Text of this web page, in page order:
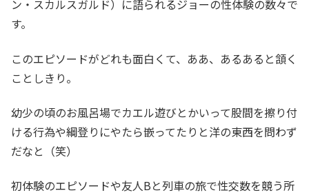
ン・スカルスガルド）に語られるジョーの性体験の数々で
す。
このエピソードがどれも面白くて、ああ、あるあると頷く
ことしきり。
幼少の頃のお風呂場でカエル遊びとかいって股間を擦り付
ける行為や綱登りにやたら嵌ってたりと洋の東西を問わず
だなと（笑）
初体験のエピソードや友人Bと列車の旅で性交数を競う所